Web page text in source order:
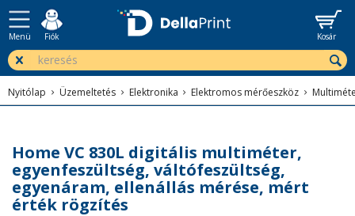
Menü Fiók Kosár
Nyitólap Üzemeltetés Elektronika Elektromos mérőeszköz
Home VC 830L digitális multiméter,
egyenfeszültség, váltófeszültség,
egyenáram, ellenállás mérése, mért
érték rögzítés